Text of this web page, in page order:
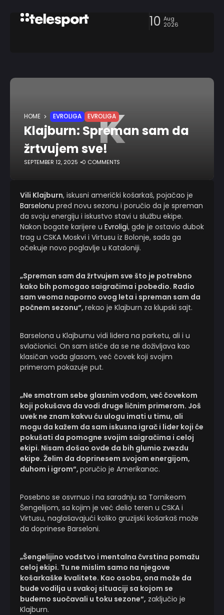
10 Aug
2026
K
HOME EVROLIGA EVROLIGA
Klajburn: Spreman sam da
žrtvujem sve!
SEPTEMBER 12, 2025 0 COMMENTS
Vili Klajburn, iskusni američki košarkaš, pojačao je
Barselonu pred novu sezonu i poručio da je spreman
da svoju energiju i iskustvo stavi u službu ekipe.
Nakon bogate karijere u Evroligi, gde je ostavio dubok
trag u CSKA Moskvi i Virtusu iz Bolonje, sada ga
očekuje novo poglavlje u Kataloniji.
„Spreman sam da žrtvujem sve što je potrebno
kako bih pomogao saigračima i pobedio. Radio
sam veoma naporno ovog leta i spreman sam da
počnem sezonu“, rekao je Klajburn za klupski sajt.
Barselona u Klajburnu vidi lidera na parketu, ali i u
svlačionici. On sam ističe da se ne doživljava kao
klasičan vođa glasom, već čovek koji svojim
primerom pokazuje put.
„Ne smatram sebe glasnim vođom, već čovekom
koji pokušava da vodi druge ličnim primerom. Još
uvek ne znam kakvu ću ulogu imati u timu, ali
mogu da kažem da sam iskusna igrač i lider koji će
pokušati da pomogne svojim saigračima i celoj
ekipi. Nisam došao ovde da bih glumio zvezdu
ekipe. Želim da doprinesem svojom energijom,
duhom i igrom“, poručio je Amerikanac.
Posebno se osvrnuo i na saradnju sa Tornikeom
Šengelijom, sa kojim je već delio teren u CSKA i
Virtusu, naglašavajući koliko gruzijski košarkaš može
da doprinese Barseloni.
„Šengelijino vođstvo i mentalna čvrstina pomažu
celoj ekipi. Tu ne mislim samo na njegove
košarkaške kvalitete. Kao osoba, ona može da
bude vodilja u svakoj situaciji sa kojom se
budemo suočavali u toku sezone“, zaključio je
Klajburn.